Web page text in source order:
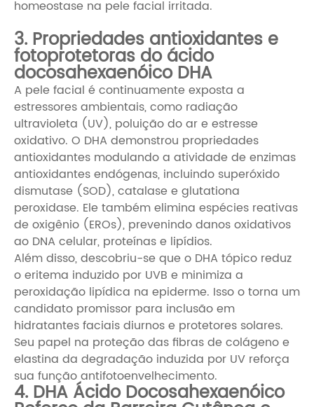
homeostase na pele facial irritada.
3. Propriedades antioxidantes e
fotoprotetoras do ácido
docosahexaenóico DHA
A pele facial é continuamente exposta a
estressores ambientais, como radiação
ultravioleta (UV), poluição do ar e estresse
oxidativo. O DHA demonstrou propriedades
antioxidantes modulando a atividade de enzimas
antioxidantes endógenas, incluindo superóxido
dismutase (SOD), catalase e glutationa
peroxidase. Ele também elimina espécies reativas
de oxigênio (EROs), prevenindo danos oxidativos
ao DNA celular, proteínas e lipídios.
Além disso, descobriu-se que o DHA tópico reduz
o eritema induzido por UVB e minimiza a
peroxidação lipídica na epiderme. Isso o torna um
candidato promissor para inclusão em
hidratantes faciais diurnos e protetores solares.
Seu papel na proteção das fibras de colágeno e
elastina da degradação induzida por UV reforça
sua função antifotoenvelhecimento.
4. DHA Ácido Docosahexaenóico